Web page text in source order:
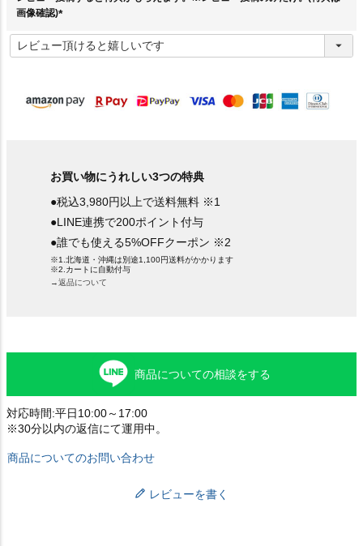
画像確認)
必
須
お買い物にうれしい3つの特典
●税込3,980円以上で送料無料 ※1
●LINE連携で200ポイント付与
●誰でも使える5%OFFクーポン ※2
※1.北海道・沖縄は別途1,100円送料がかかります
※2.カートに自動付与
→返品について
商品についての相談をする
対応時間:平日10:00～17:00
※30分以内の返信にて運用中。
商品についてのお問い合わせ
レビューを書く